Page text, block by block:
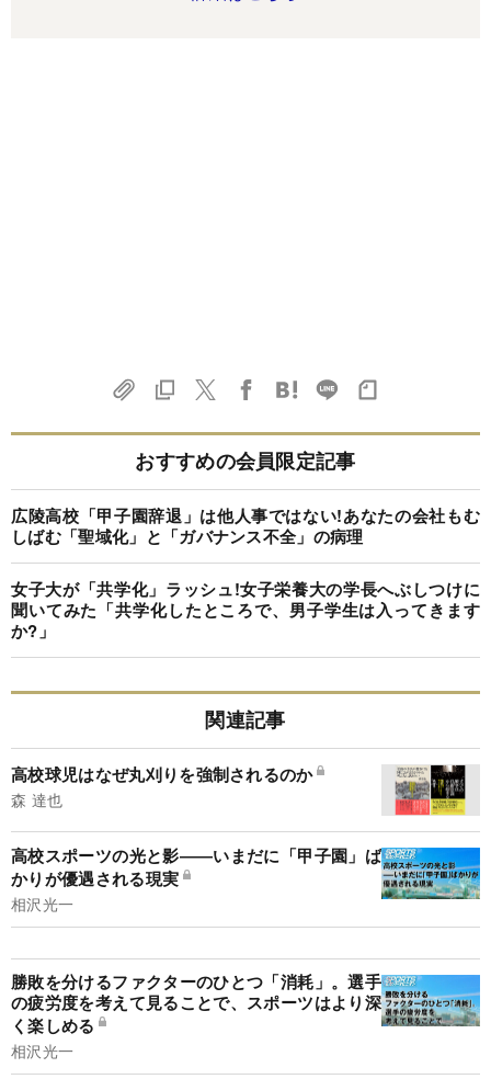
おすすめの会員限定記事
広陵高校「甲子園辞退」は他人事ではない!あなたの会社もむ
しばむ「聖域化」と「ガバナンス不全」の病理
女子大が「共学化」ラッシュ!女子栄養大の学長へぶしつけに
聞いてみた「共学化したところで、男子学生は入ってきます
か?」
関連記事
高校球児はなぜ丸刈りを強制されるのか
森 達也
高校スポーツの光と影――いまだに「甲子園」ば
かりが優遇される現実
相沢光一
勝敗を分けるファクターのひとつ「消耗」。選手
の疲労度を考えて見ることで、スポーツはより深
く楽しめる
相沢光一